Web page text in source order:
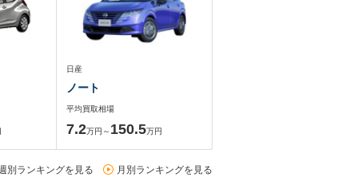
日産
ノート
平均買取相場
7.2万円～ 150.5万円
別ランキングを見る 月別ランキングを見る